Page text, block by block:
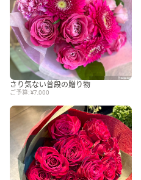
さり気ない普段の贈り物
ご予算: ¥7,000